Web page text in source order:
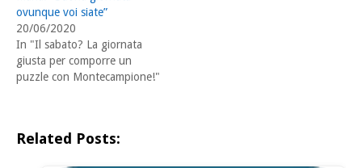
ovunque voi siate”
20/06/2020
In "Il sabato? La giornata
giusta per comporre un
puzzle con Montecampione!"
Related Posts: